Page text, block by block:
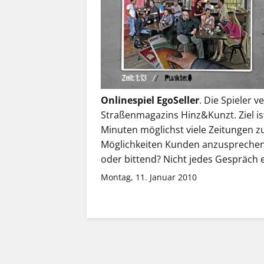
Onlinespiel EgoSeller. Die Spieler
Straßenmagazins Hinz&Kunzt. Ziel
Minuten möglichst viele Zeitungen
Möglichkeiten Kunden
oder bittend? Nicht jedes Gespräch
Montag, 11. Januar 2010